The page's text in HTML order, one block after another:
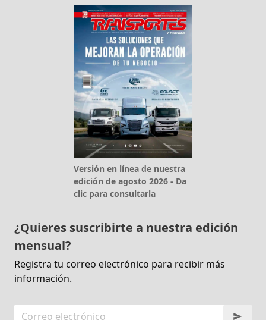
Versión en línea de nuestra
edición de agosto 2026 - Da
clic para consultarla
¿Quieres suscribirte a nuestra edición
mensual?
Registra tu correo electrónico para recibir más
información.